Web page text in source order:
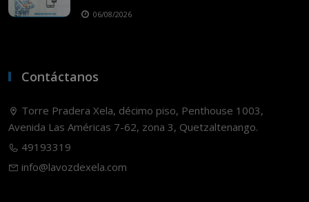
06/08/2026
Contáctanos
Torre Pradera Xela, décimo piso, Penthouse 1003,
Avenida Las Américas 7-62, zona 3, Quetzaltenango.
49193319
info@lavozdexela.com